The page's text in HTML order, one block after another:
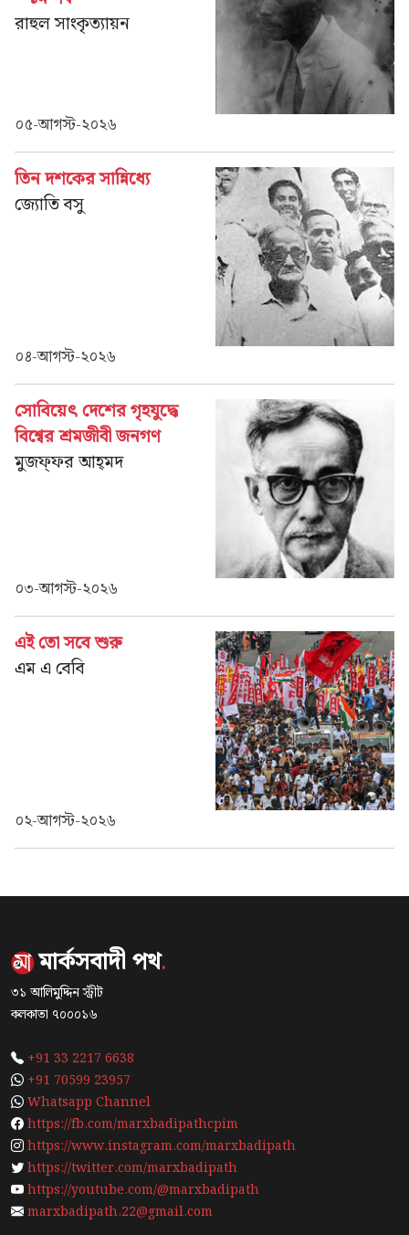
রাহুল সাংকৃত্যায়ন
০৫-আগস্ট-২০২৬
তিন দশকের সান্নিধ্যে
জ্যোতি বসু
০৪-আগস্ট-২০২৬
সোবিয়েৎ দেশের গৃহযুদ্ধে
বিশ্বের শ্রমজীবী জনগণ
মুজফ্‌ফর আহ্‌মদ
০৩-আগস্ট-২০২৬
এই তো সবে শুরু
এম এ বেবি
০২-আগস্ট-২০২৬
মার্কসবাদী পথ.
৩১ আলিমুদ্দিন স্ট্রীট
কলকাতা ৭০০০১৬
+91 33 2217 6638
+91 70599 23957
Whatsapp Channel
https://fb.com/marxbadipathcpim
https://www.instagram.com/marxbadipath
https://twitter.com/marxbadipath
https://youtube.com/@marxbadipath
marxbadipath.22@gmail.com